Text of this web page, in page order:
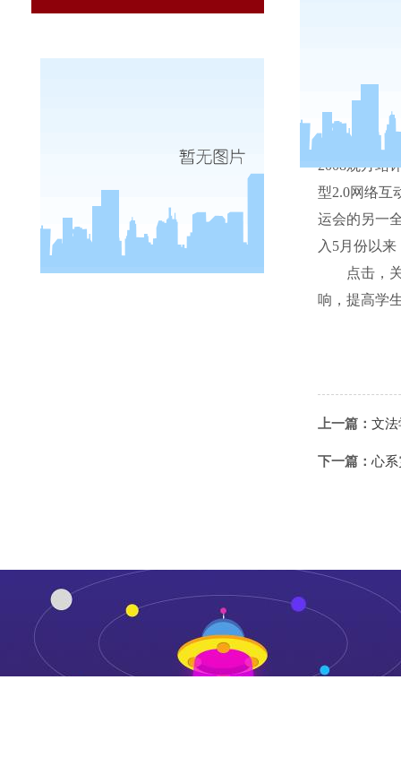
信息学
2008观方站
型2.0网络互
运会的另一
入 5月份以
点击，
响，提高学
上一篇： 文
下一篇： 心